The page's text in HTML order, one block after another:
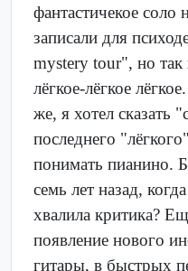
фантастичекое соло
записали для
mystery tour", но так
лёгкое-лёгкое
же, я хотел сказать
последнего
понимать пианино.
семь лет назад,
хвалила критика?
появление нового
гитары, в быстрых